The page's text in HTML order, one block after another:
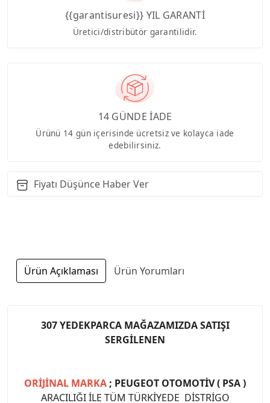
{{garantisuresi}} YIL GARANTİ
Üretici/distribütör garantilidir.
14 GÜNDE İADE
Ürünü 14 gün içerisinde ücretsiz ve kolayca iade
edebilirsiniz.
Fiyatı Düşünce Haber Ver
Ürün Açıklaması Ürün Yorumları
307 YEDEKPARCA MAĞAZAMIZDA SATIŞI
SERGİLENEN
ORİJİNAL MARKA ; PEUGEOT OTOMOTİV ( PSA )
ARACILIĞI İLE TÜM TÜRKİYEDE DİSTRİGO